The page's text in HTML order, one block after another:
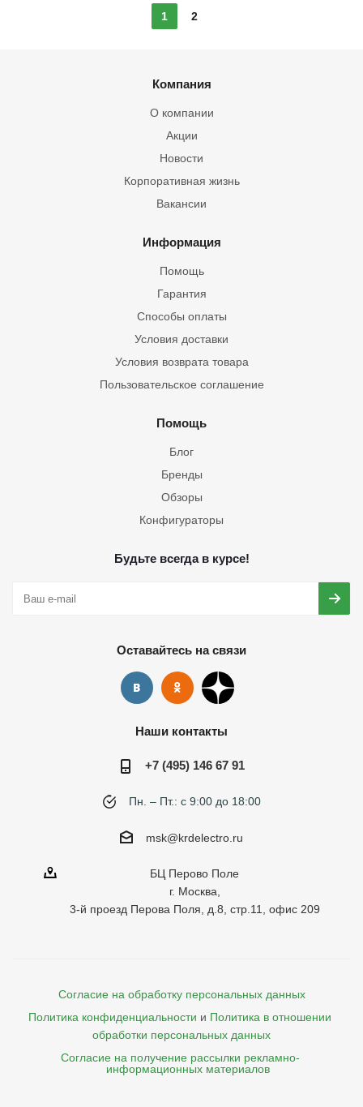
1 2
Компания
О компании
Акции
Новости
Корпоративная жизнь
Вакансии
Информация
Помощь
Гарантия
Способы оплаты
Условия доставки
Условия возврата товара
Пользовательское соглашение
Помощь
Блог
Бренды
Обзоры
Конфигураторы
Будьте всегда в курсе!
Оставайтесь на связи
Наши контакты
+7 (495) 146 67 91
Пн. – Пт.: с 9:00 до 18:00
msk@krdelectro.ru
БЦ Перово Поле
г. Москва,
3-й проезд Перова Поля, д.8, стр.11, офис 209
Согласие на обработку персональных данных
Политика конфиденциальности и Политика в отношении
обработки персональных данных
Согласие на получение рассылки рекламно-
    информационных материалов